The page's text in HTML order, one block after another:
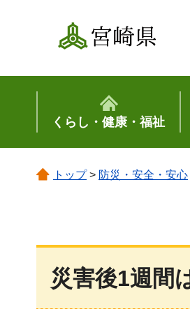
宮崎県
くらし・健康・福祉
トップ> 防災・安全・安心
災害後1週間